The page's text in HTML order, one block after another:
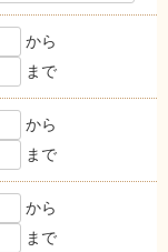
から
まで
から
まで
から
まで